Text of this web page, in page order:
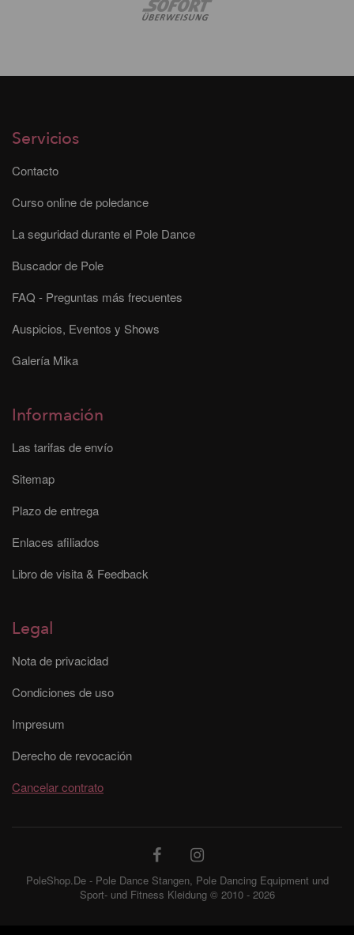
Servicios
Contacto
Curso online de poledance
La seguridad durante el Pole Dance
Buscador de Pole
FAQ - Preguntas más frecuentes
Auspicios, Eventos y Shows
Galería Mika
Información
Las tarifas de envío
Sitemap
Plazo de entrega
Enlaces afiliados
Libro de visita & Feedback
Legal
Nota de privacidad
Condiciones de uso
Impresum
Derecho de revocación
Cancelar contrato
PoleShop.De - Pole Dance Stangen, Pole Dancing Equipment und
Sport- und Fitness Kleidung © 2010 - 2026